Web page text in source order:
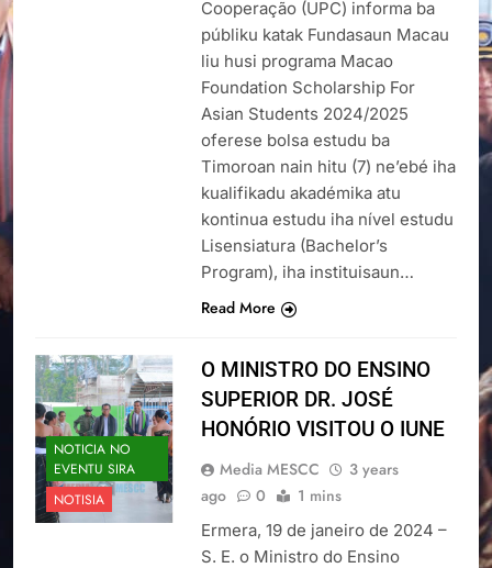
Cooperação (UPC) informa ba
públiku katak Fundasaun Macau
liu husi programa Macao
Foundation Scholarship For
Asian Students 2024/2025
oferese bolsa estudu ba
Timoroan nain hitu (7) ne’ebé iha
kualifikadu akadémika atu
kontinua estudu iha nível estudu
Lisensiatura (Bachelor’s
Program), iha instituisaun…
Read More
NOTICIA NO
EVENTU SIRA
NOTISIA
O MINISTRO DO ENSINO
SUPERIOR DR. JOSÉ
HONÓRIO VISITOU O IUNE
Media MESCC
3 years
ago
0 1 mins
Ermera, 19 de janeiro de 2024 –
S. E. o Ministro do Ensino